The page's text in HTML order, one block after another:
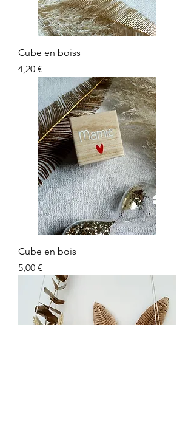
Cube en boiss
Prix
4,20 €
Cube en bois
Prix
5,00 €